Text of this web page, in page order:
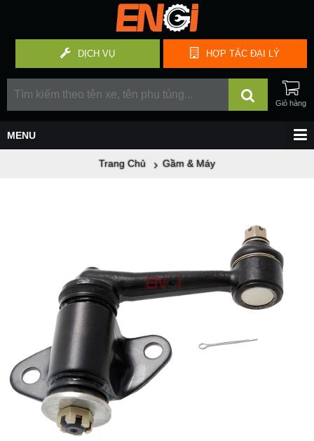
HỢP TÁC ĐẠI LÝ
DỊCH VỤ
Trang Chủ Gầm & Máy